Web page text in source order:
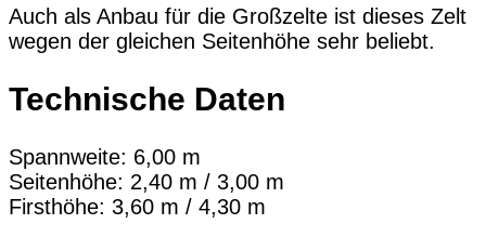
Auch als Anbau für die Großzelte ist dieses Zelt
wegen der gleichen Seitenhöhe sehr beliebt.
Technische Daten
Spannweite: 6,00 m
Seitenhöhe: 2,40 m / 3,00 m
Firsthöhe: 3,60 m / 4,30 m